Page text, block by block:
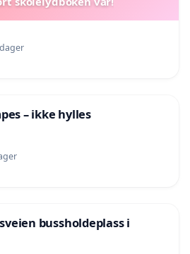
– ikke hylles
bussholdeplass i